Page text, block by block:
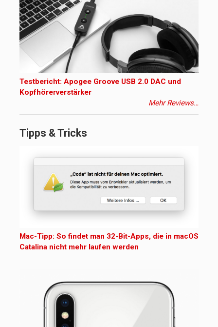
Testbericht: Apogee Groove USB 2.0 DAC und
Kopfhörerverstärker
Mehr Reviews…
Tipps & Tricks
Mac-Tipp: So findet man 32-Bit-Apps, die in macOS
Catalina nicht mehr laufen werden